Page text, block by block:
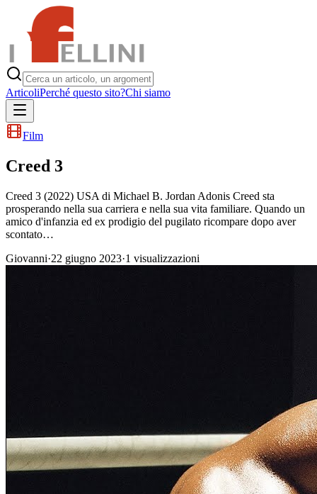
ArticoliPerché questo sito?Chi siamo
Film
Creed 3
Creed 3 (2022) USA di Michael B. Jordan Adonis Creed sta
prosperando nella sua carriera e nella sua vita familiare. Quando un
amico d'infanzia ed ex prodigio del pugilato ricompare dopo aver
scontato…
Giovanni·22 giugno 2023·1 visualizzazioni